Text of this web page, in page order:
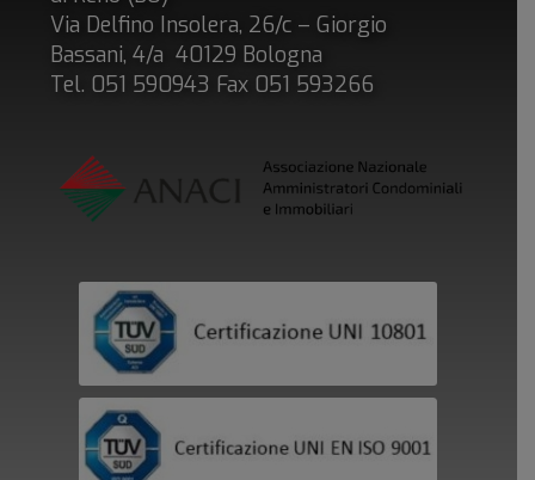
Via Delfino Insolera, 26/c – Giorgio
Bassani, 4/a 40129 Bologna
Tel. 051 590943 Fax 051 593266